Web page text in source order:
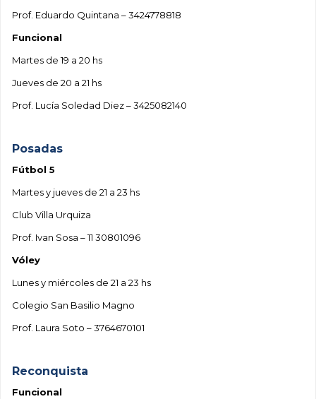
Prof. Eduardo Quintana – 3424778818
Funcional
Martes de 19 a 20 hs
Jueves de 20 a 21 hs
Prof. Lucía Soledad Diez – 3425082140
Posadas
Fútbol 5
Martes y jueves de 21 a 23 hs
Club Villa Urquiza
Prof. Ivan Sosa – 11 30801096
Vóley
Lunes y miércoles de 21 a 23 hs
Colegio San Basilio Magno
Prof. Laura Soto – 3764670101
Reconquista
Funcional